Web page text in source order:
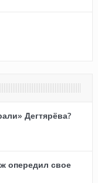
Дегтярёва?
опередил свое